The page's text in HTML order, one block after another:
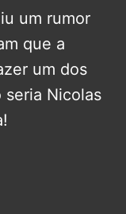
um rumor
que a
um dos
Nicolas